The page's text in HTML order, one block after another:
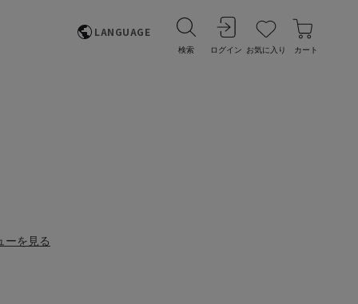
LANGUAGE
検索 ログイン お気に入り カート
ーを見る